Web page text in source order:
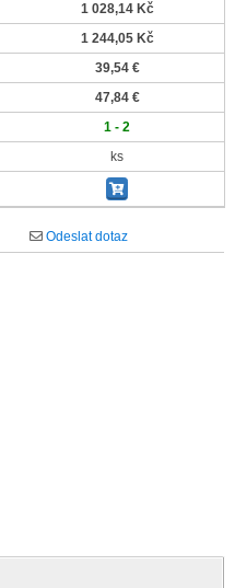
1 028,14 Kč
1 244,05 Kč
39,54 €
47,84 €
1 - 2
ks
Odeslat dotaz